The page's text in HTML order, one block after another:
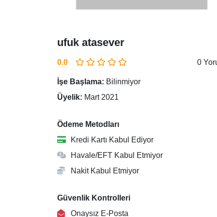
ufuk atasever
0.0 0
İşe Başlama: Bilinmiyor
Üyelik: Mart 2021
Ödeme Metodları
Kredi Kartı Kabul Ediyor
Havale/EFT Kabul Etmiyor
Nakit Kabul Etmiyor
Güvenlik Kontrolleri
Onaysız E-Posta